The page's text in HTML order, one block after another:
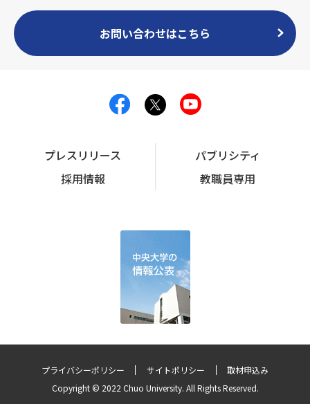
お問い合わせはこちら
プレスリリース
パブリシティ
採用情報
教職員専用
プライバシーポリシー サイトポリシー
取材申込み
Copyright © 2022 Chuo University. All Rights Reserved.